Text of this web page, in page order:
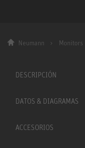
Neumann Monitors
DESCRIPCIÓN
DATOS & DIAGRAMAS
ACCESORIOS